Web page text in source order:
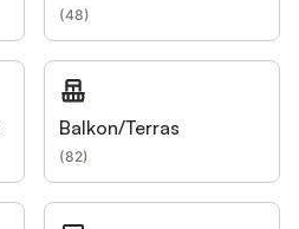
(48)
Balkon/Terras
(82)